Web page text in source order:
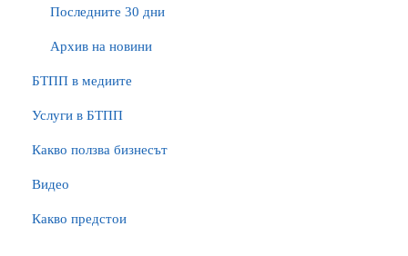
Последните 30 дни
Архив на новини
БTПП в медиите
Услуги в БТПП
Какво ползва бизнесът
Видео
Какво предстои